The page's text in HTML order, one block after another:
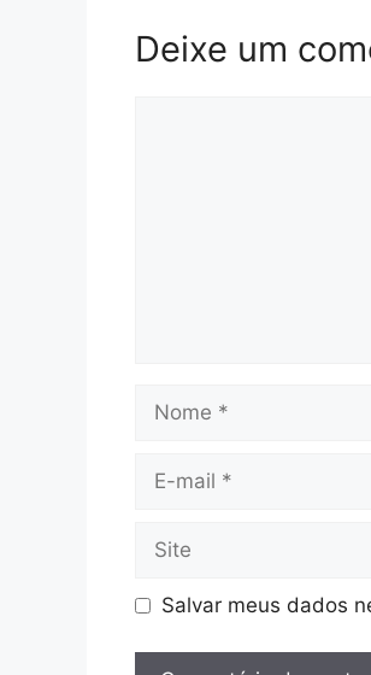
Deixe um
Nome
Site
Salvar meus dados